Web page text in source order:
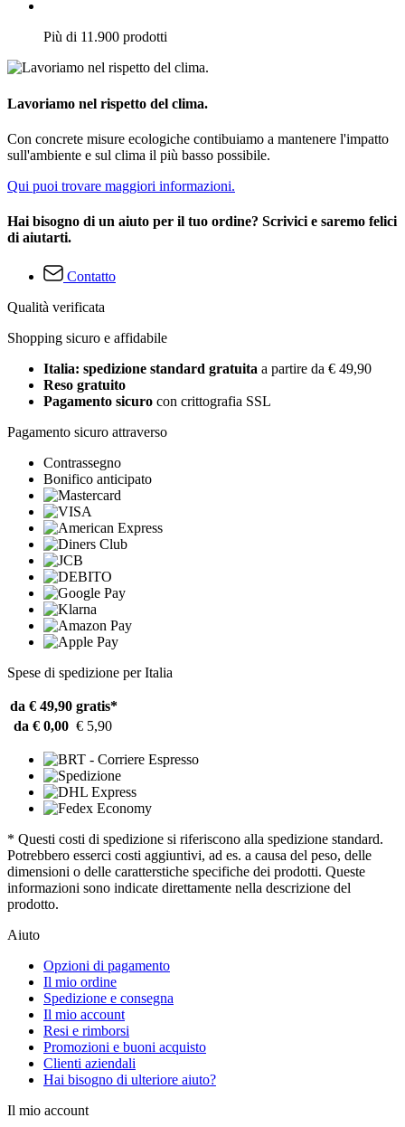
Più di 11.900 prodotti
Lavoriamo nel rispetto del clima.
Con concrete misure ecologiche contibuiamo a mantenere l'impatto
sull'ambiente e sul clima il più basso possibile.
Qui puoi trovare maggiori informazioni.
Hai bisogno di un aiuto per il tuo ordine? Scrivici e saremo felici
di aiutarti.
Contatto
Qualità verificata
Shopping sicuro e affidabile
Italia: spedizione standard gratuita a partire da € 49,90
Reso gratuito
Pagamento sicuro con crittografia SSL
Pagamento sicuro attraverso
Contrassegno
Bonifico anticipato
Spese di spedizione per Italia
da € 49,90 gratis*
da € 0,00 € 5,90
* Questi costi di spedizione si riferiscono alla spedizione standard.
Potrebbero esserci costi aggiuntivi, ad es. a causa del peso, delle
dimensioni o delle caratterstiche specifiche dei prodotti. Queste
informazioni sono indicate direttamente nella descrizione del
prodotto.
Aiuto
Opzioni di pagamento
Il mio ordine
Spedizione e consegna
Il mio account
Resi e rimborsi
Promozioni e buoni acquisto
Clienti aziendali
Hai bisogno di ulteriore aiuto?
Il mio account